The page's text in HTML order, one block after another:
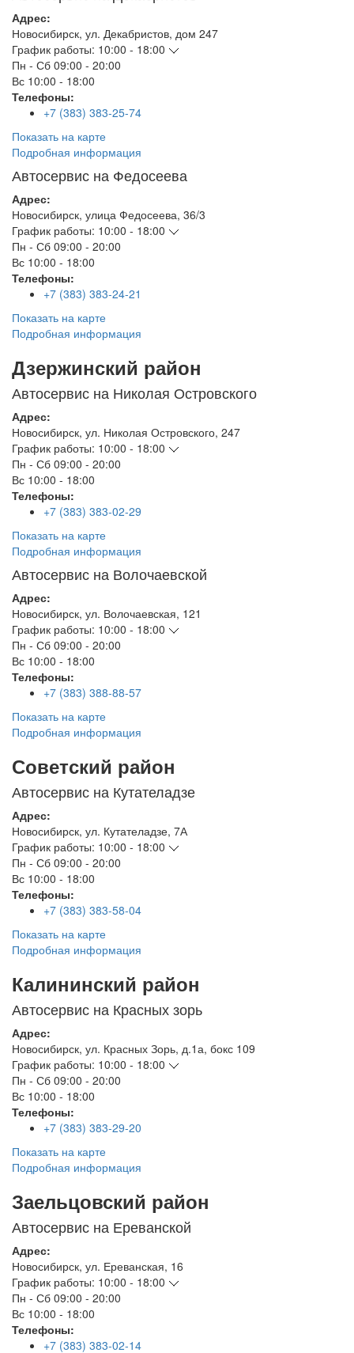
Адрес:
Новосибирск, ул. Декабристов, дом 247
График работы: 10:00 - 18:00
Пн - Сб 09:00 - 20:00
Вс 10:00 - 18:00
Телефоны:
+7 (383) 383-25-74
Показать на карте
Подробная информация
Автосервис на Федосеева
Адрес:
Новосибирск, улица Федосеева, 36/3
График работы: 10:00 - 18:00
Пн - Сб 09:00 - 20:00
Вс 10:00 - 18:00
Телефоны:
+7 (383) 383-24-21
Показать на карте
Подробная информация
Дзержинский район
Автосервис на Николая Островского
Адрес:
Новосибирск, ул. Николая Островского, 247
График работы: 10:00 - 18:00
Пн - Сб 09:00 - 20:00
Вс 10:00 - 18:00
Телефоны:
+7 (383) 383-02-29
Показать на карте
Подробная информация
Автосервис на Волочаевской
Адрес:
Новосибирск, ул. Волочаевская, 121
График работы: 10:00 - 18:00
Пн - Сб 09:00 - 20:00
Вс 10:00 - 18:00
Телефоны:
+7 (383) 388-88-57
Показать на карте
Подробная информация
Советский район
Автосервис на Кутателадзе
Адрес:
Новосибирск, ул. Кутателадзе, 7А
График работы: 10:00 - 18:00
Пн - Сб 09:00 - 20:00
Вс 10:00 - 18:00
Телефоны:
+7 (383) 383-58-04
Показать на карте
Подробная информация
Калининский район
Автосервис на Красных зорь
Адрес:
Новосибирск, ул. Красных Зорь, д.1а, бокс 109
График работы: 10:00 - 18:00
Пн - Сб 09:00 - 20:00
Вс 10:00 - 18:00
Телефоны:
+7 (383) 383-29-20
Показать на карте
Подробная информация
Заельцовский район
Автосервис на Ереванской
Адрес:
Новосибирск, ул. Ереванская, 16
График работы: 10:00 - 18:00
Пн - Сб 09:00 - 20:00
Вс 10:00 - 18:00
Телефоны:
+7 (383) 383-02-14